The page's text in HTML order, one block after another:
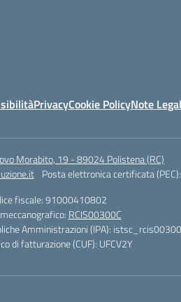
PrivacyCookie PolicyNote
Morabito, 19 - 89024 Polistena (RC)
Posta elettronica certificata (PEC):
fiscale: 91000410802
RCIS00300C
Amministrazioni (IPA):
di fatturazione (CUF): UFCV2Y